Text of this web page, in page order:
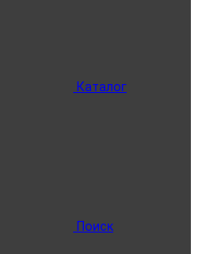
Каталог
Поиск